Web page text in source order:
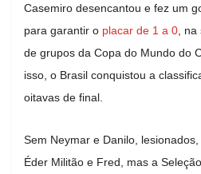
Casemiro desencantou e fez um
para garantir o placar de 1 a 0 ,
de grupos da Copa do Mundo do
isso, o Brasil conquistou a
oitavas de final.
Sem Neymar e Danilo,
Éder Militão e Fred, mas a